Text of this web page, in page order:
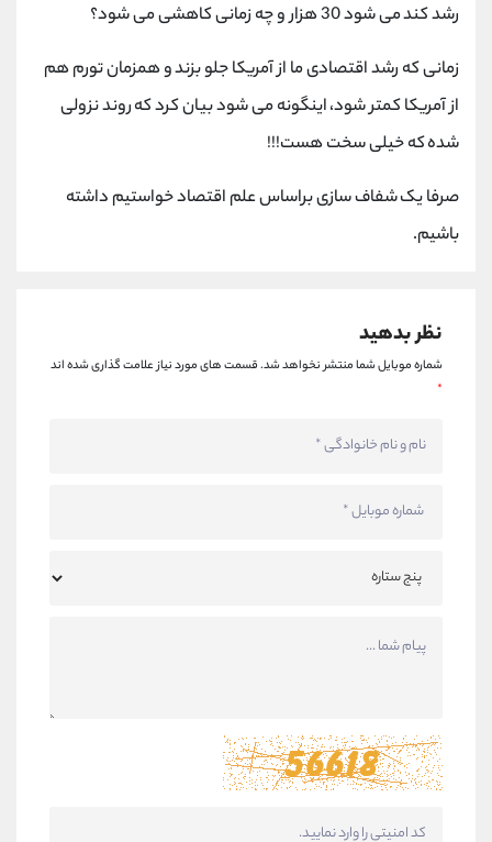
رشد کند می شود 30 هزار و چه زمانی کاهشی می شود؟
زمانی که رشد اقتصادی ما از آمریکا جلو بزند و همزمان تورم هم
از آمریکا کمتر شود، اینگونه می شود بیان کرد که روند نزولی
شده که خیلی سخت هست!!!
صرفا یک شفاف سازی براساس علم اقتصاد خواستیم داشته
باشیم.
نظر بدهید
شماره موبایل شما منتشر نخواهد شد.قسمت های مورد نیاز علامت گذاری شده اند
*